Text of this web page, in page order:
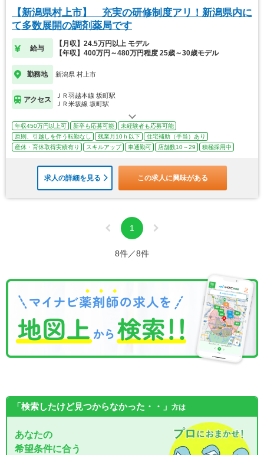
【新潟県村上市】 充実の研修制度アリ！新潟県内に
て多数展開の調剤薬局です
給与
【月収】24.5万円以上 モデル
【年収】400万円～480万円程度 25歳～30歳モデル
勤務地 新潟県 村上市
アクセス
ＪＲ羽越本線 坂町駅
ＪＲ米坂線 坂町駅
年収450万円以上可 新卒も応募可能
未経験者も応募可能
原則、引越しを伴う転勤なし
残業月10ｈ以下
住宅補助（手当）あり
産休・育休取得実績有り
スキルアップ 車通勤可 店舗数10～29 積極採用中
求人の詳細を見る この求人に興味がある
1
8件／8件
「検索したけど見つからなかった・・」 方は
あなたの
希望条件に合う